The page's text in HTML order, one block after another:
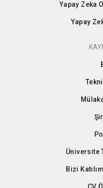
Yapay Zeka
Yapay
Üniversite
Bizi